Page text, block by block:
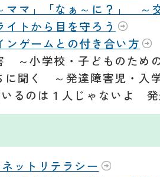
ママ」「なぁ～に？」 ～
イトから目を守ろう
ンゲームとの付き合い方
～小学校・子どものため
に聞く ～発達障害児・
いるのは１人じゃないよ
ットリテラシー